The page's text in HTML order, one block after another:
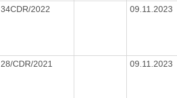
34CDR/2022 09.11.2023
28/CDR/2021 09.11.2023